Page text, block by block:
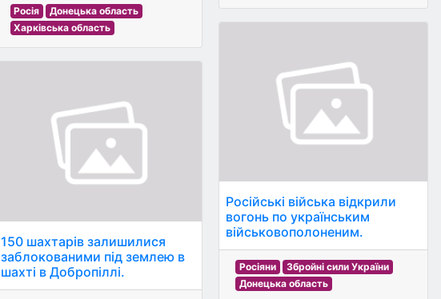
Росія
Донецька область
Харківська область
150 шахтарів залишилися
заблокованими під землею в
шахті в Добропіллі.
Російські війська відкрили
вогонь по українським
військовополоненим.
Росіяни
Збройні сили України
Донецька область